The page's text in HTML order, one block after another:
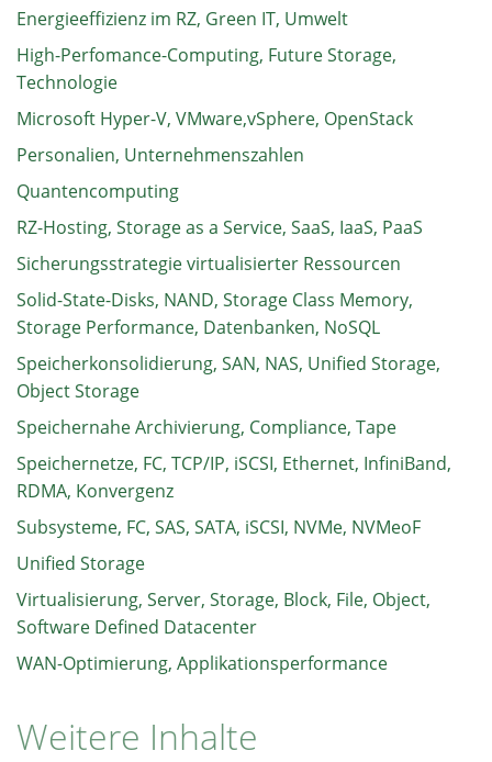
Energieeffizienz im RZ, Green IT, Umwelt
High-Perfomance-Computing, Future Storage,
Technologie
Microsoft Hyper-V, VMware,vSphere, OpenStack
Personalien, Unternehmenszahlen
Quantencomputing
RZ-Hosting, Storage as a Service, SaaS, IaaS, PaaS
Sicherungsstrategie virtualisierter Ressourcen
Solid-State-Disks, NAND, Storage Class Memory,
Storage Performance, Datenbanken, NoSQL
Speicherkonsolidierung, SAN, NAS, Unified Storage,
Object Storage
Speichernahe Archivierung, Compliance, Tape
Speichernetze, FC, TCP/IP, iSCSI, Ethernet, InfiniBand,
RDMA, Konvergenz
Subsysteme, FC, SAS, SATA, iSCSI, NVMe, NVMeoF
Unified Storage
Virtualisierung, Server, Storage, Block, File, Object,
Software Defined Datacenter
WAN-Optimierung, Applikationsperformance
Weitere Inhalte